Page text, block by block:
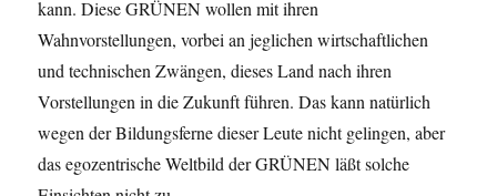
kann. Diese GRÜNEN wollen mit ihren
Wahnvorstellungen, vorbei an jeglichen wirtschaftlichen
und technischen Zwängen, dieses Land nach ihren
Vorstellungen in die Zukunft führen. Das kann natürlich
wegen der Bildungsferne dieser Leute nicht gelingen, aber
das egozentrische Weltbild der GRÜNEN läßt solche